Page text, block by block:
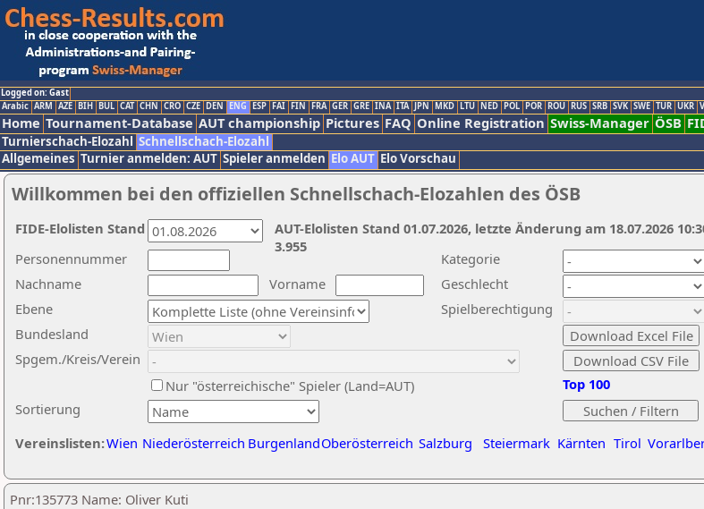
Logged on: Gast
Arabic ARM AZE BIH BUL CAT CHN CRO CZE DEN ENG ESP FAI FIN FRA GER GRE INA ITA JPN MKD LTU NED POL POR ROU RUS SRB SVK SWE TUR UKR
Home Tournament-Database AUT championship Pictures FAQ Online Registration Swiss-Manager ÖSB
Turnierschach-Elozahl Schnellschach-Elozahl
Allgemeines Turnier anmelden: AUT Spieler anmelden Elo AUT Elo Vorschau
Willkommen bei den offiziellen Schnellschach-Elozahlen des ÖSB
Nachname
Vorname
Ebene
Kategorie
Sortierung
Personennummer
Bundesland
Spgem./Kreis/Verein
Geschlecht
Nur "österreichische" Spieler (Land=AUT)
Spielberechtigung
Vereinslisten:Wien Niederösterreich BurgenlandOberösterreich Salzburg Steiermark Kärnten Tirol
Top 100
AUT-Elolisten Stand 01.07.2026, letzte Änderung am 18.07.2026
3.955
FIDE-Elolisten Stand
Pnr:135773 Name: Oliver Kuti